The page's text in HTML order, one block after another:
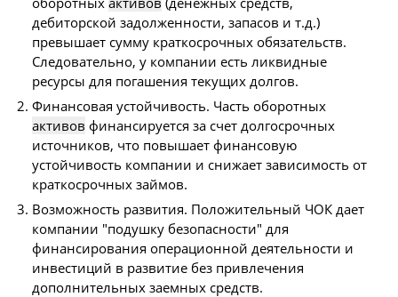
дебиторской задолженности, запасов и т.д.)
превышает сумму краткосрочных обязательств.
Следовательно, у компании есть ликвидные
ресурсы для погашения текущих долгов.
Финансовая устойчивость. Часть оборотных
активов финансируется за счет долгосрочных
источников, что повышает финансовую
устойчивость компании и снижает зависимость от
краткосрочных займов.
Возможность развития. Положительный ЧОК дает
компании "подушку безопасности" для
финансирования операционной деятельности и
инвестиций в развитие без привлечения
дополнительных заемных средств.